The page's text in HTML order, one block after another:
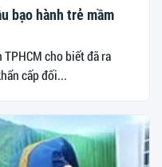
bạo hành trẻ mầm
cho biết đã ra
cấp đối...